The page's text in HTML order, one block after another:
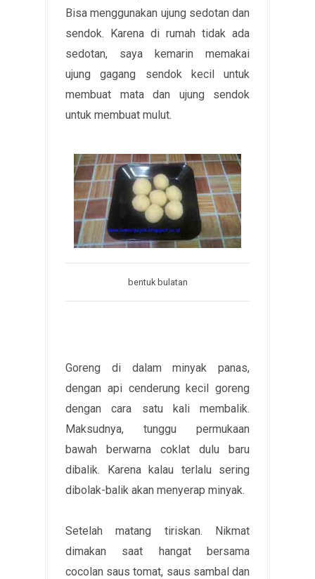
Bisa menggunakan ujung sedotan dan
sendok. Karena di rumah tidak ada
sedotan, saya kemarin memakai
ujung gagang sendok kecil untuk
membuat mata dan ujung sendok
untuk membuat mulut.
bentuk bulatan
Goreng di dalam minyak panas,
dengan api cenderung kecil goreng
dengan cara satu kali membalik.
Maksudnya, tunggu permukaan
bawah berwarna coklat dulu baru
dibalik. Karena kalau terlalu sering
dibolak-balik akan menyerap minyak.
Setelah matang tiriskan. Nikmat
dimakan saat hangat bersama
cocolan saus tomat, saus sambal dan